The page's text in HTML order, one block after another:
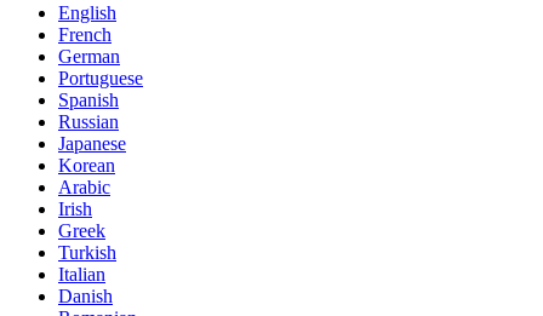
English
French
German
Portuguese
Spanish
Russian
Japanese
Korean
Arabic
Irish
Greek
Turkish
Italian
Danish